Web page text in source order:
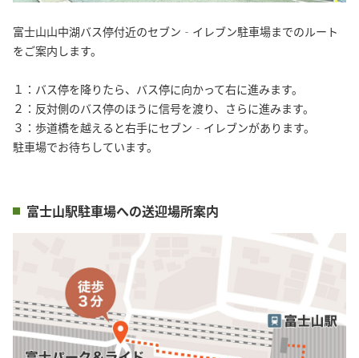
富士山山中湖バス停付近のセブン‐イレブン駐車場までのルート
をご案内します。
１：バス停を降りたら、バス停に向かって右に進みます。
２：反対側のバス停のほうに信号を渡り、さらに進みます。
３：歩道橋を越えると右手にセブン‐イレブンがあります。
駐車場でお待ちしています。
富士山駅駐車場への送迎場所案内